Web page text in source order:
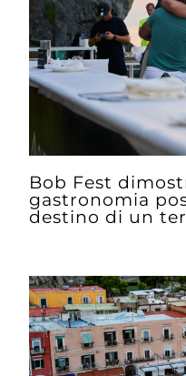
Bob Fest
gastronomia
destino di un